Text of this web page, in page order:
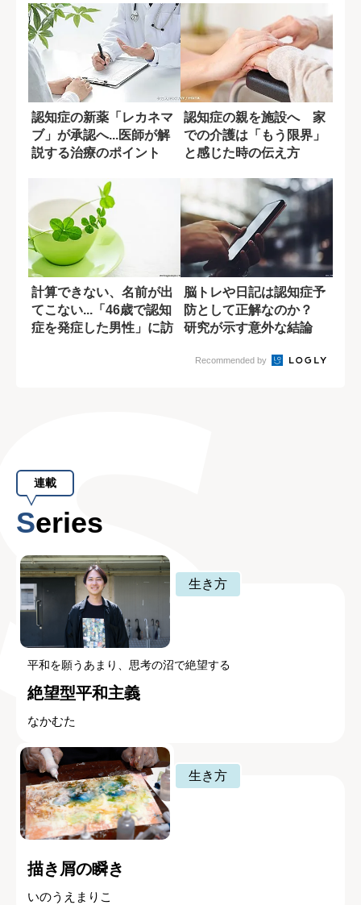
認知症の新薬「レカネマ
ブ」が承認へ...医師が解
説する治療のポイント
認知症の親を施設へ 家
での介護は「もう限界」
と感じた時の伝え方
計算できない、名前が出
てこない...「46歳で認知
症を発症した男性」に訪
脳トレや日記は認知症予
防として正解なのか？
研究が示す意外な結論
Recommended by
連載
Series
生き方
平和を願うあまり、思考の沼で絶望する
絶望型平和主義
なかむた
生き方
描き屑の瞬き
いのうえまりこ